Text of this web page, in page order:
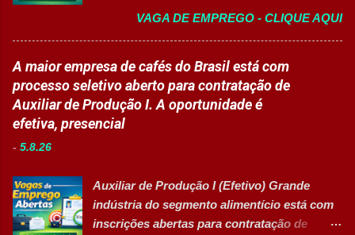
logísticos; Contribuir com melhorias na
operação; Atuar em equipe para garantir
agilidade nas entregas. ✅ Requisitos Ensino
Fundamental completo; Não é necessário
possuir experiência anterior; Perfil
organizado e proativo; Facilidade para
Remuneração Salário total podend...
CANDIDATAR-SE AGORA Sobre as
Oportunidades Uma das maiores empresas
do setor farmacêutico e de saúde está com
processo seletivo aberto para contratação
de profissionais em diversas áreas de
atuação, oferecendo desenvolvimento
de gestão, além de opções de cadastro em
banco de talentos para futuras
oportunidades de carreira. Vagas
VAGA DE EMPREGO - CLIQUE AQUI
A maior empresa de cafés do Brasil está com
processo seletivo aberto para contratação de
Auxiliar de Produção I. A oportunidade é
efetiva, presencial
- 5.8.26
Auxiliar de Produção I (Efetivo) Grande
indústria do segmento alimentício está com
inscrições abertas para contratação de